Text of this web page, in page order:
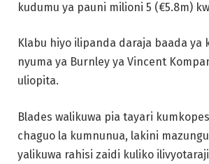
kudumu ya pauni milioni 5 (€5.8m)
Klabu hiyo ilipanda daraja baada ya
nyuma ya Burnley ya Vincent
uliopita.
Blades walikuwa pia tayari
chaguo la kumnunua, lakini
yalikuwa rahisi zaidi kuliko